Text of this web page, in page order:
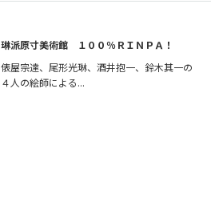
琳派原寸美術館 １００％ＲＩＮＰＡ！
俵屋宗達、尾形光琳、酒井抱一、鈴木其一の
４人の絵師による...